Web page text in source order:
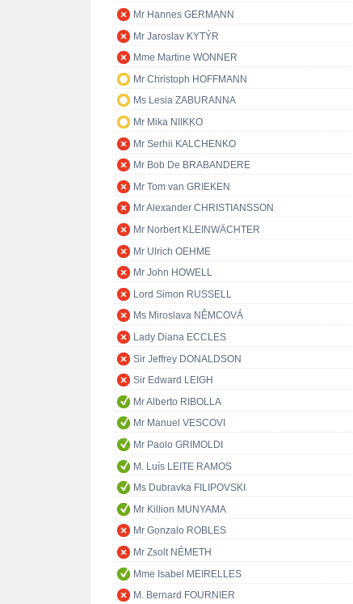
Mr Hannes GERMANN
Mr Jaroslav KYTÝR
Mme Martine WONNER
Mr Christoph HOFFMANN
Ms Lesia ZABURANNA
Mr Mika NIIKKO
Mr Serhii KALCHENKO
Mr Bob De BRABANDERE
Mr Tom van GRIEKEN
Mr Alexander CHRISTIANSSON
Mr Norbert KLEINWÄCHTER
Mr Ulrich OEHME
Mr John HOWELL
Lord Simon RUSSELL
Ms Miroslava NĚMCOVÁ
Lady Diana ECCLES
Sir Jeffrey DONALDSON
Sir Edward LEIGH
Mr Alberto RIBOLLA
Mr Manuel VESCOVI
Mr Paolo GRIMOLDI
M. Luís LEITE RAMOS
Ms Dubravka FILIPOVSKI
Mr Killion MUNYAMA
Mr Gonzalo ROBLES
Mr Zsolt NÉMETH
Mme Isabel MEIRELLES
M. Bernard FOURNIER